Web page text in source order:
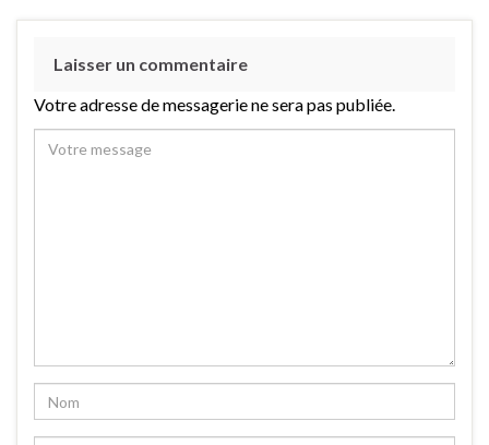
Laisser un commentaire
Votre adresse de messagerie ne sera pas publiée.